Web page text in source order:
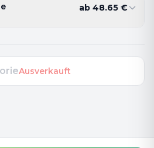
ab 48.65 €
Ausverkauft